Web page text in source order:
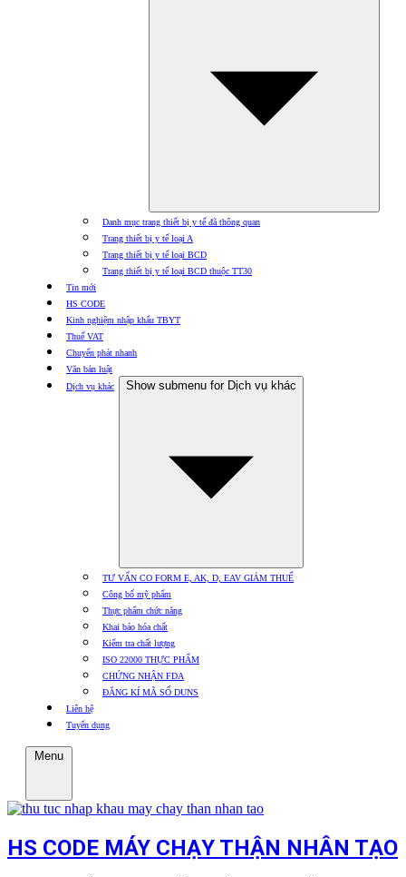
Danh mục trang thiết bị y tế đã thông quan
Trang thiết bị y tế loại A
Trang thiết bị y tế loại BCD
Trang thiết bị y tế loại BCD thuộc TT30
Tin mới
HS CODE
Kinh nghiệm nhập khẩu TBYT
Thuế VAT
Chuyển phát nhanh
Văn bản luật
Dịch vụ khác
Show submenu for Dịch vụ khác
TƯ VẤN CO FORM E, AK, D, EAV GIẢM THUẾ
Công bố mỹ phẩm
Thực phẩm chức năng
Khai báo hóa chất
Kiểm tra chất lượng
ISO 22000 THỰC PHẨM
CHỨNG NHẬN FDA
ĐĂNG KÍ MÃ SỐ DUNS
Liên hệ
Tuyển dụng
Menu
HS CODE MÁY CHẠY THẬN NHÂN TẠO